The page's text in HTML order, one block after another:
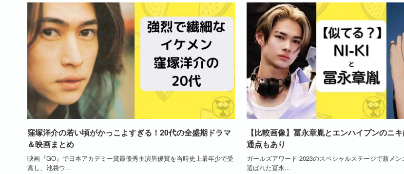
窪塚洋介の若い頃がかっこよすぎる！20代の全盛期ドラマ
＆映画まとめ
映画『GO』で日本アカデミー賞最優秀主演男優賞を当時史上最年少で受
賞し、池袋ウ...
【比較画像】冨永章胤とエンハイプンのニ
通点もあり
ガールズアワード 2023のスペシャルステージで新メン
選ばれた冨永...